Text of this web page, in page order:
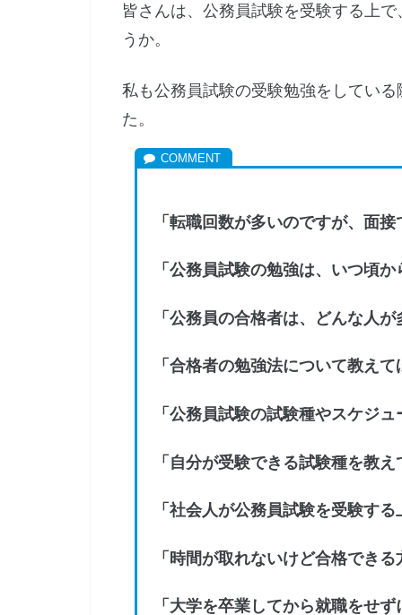
皆さんは、公務員試験を受験する上
うか。
私も公務員試験の受験勉強をしてい
た。
「転職回数が多いのですが、面
「公務員試験の勉強は、いつ頃
「公務員の合格者は、どんな人
「合格者の勉強法について教えて
「公務員試験の試験種やスケジ
「自分が受験できる試験種を教
「社会人が公務員試験を受験す
「時間が取れないけど合格でき
「大学を卒業してから就職をせ